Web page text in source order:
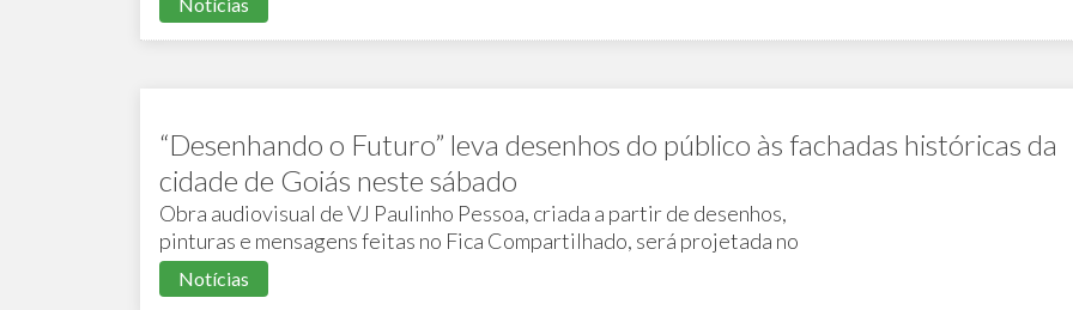
“Desenhando o Futuro” leva desenhos do público às fachadas históricas da
cidade de Goiás neste sábado
Obra audiovisual de VJ Paulinho Pessoa, criada a partir de desenhos,
pinturas e mensagens feitas no Fica Compartilhado, será projetada no
sábado (20/06), das 18h30 à meia-noite, no Museu Casa de Cora Coralina e
no Instituto Biapó
Notícias